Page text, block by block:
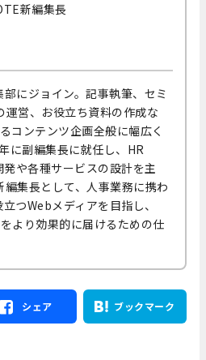
新編集長
にジョイン。記事執筆、セミ
運営、お役立ち資料の作成な
コンテンツ企画全般に幅広く
に副編集長に就任し、HR
や各種サービスの設計を主
集長として、人事業務に携わ
つWebメディアを目指し、
より効果的に届けるための仕
シェア ブックマーク